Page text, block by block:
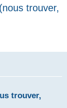
trouver,
trouver,